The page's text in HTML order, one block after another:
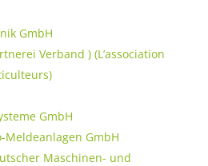
GmbH
Verband ) (L’association
GmbH
Meldeanlagen GmbH
Maschinen- und